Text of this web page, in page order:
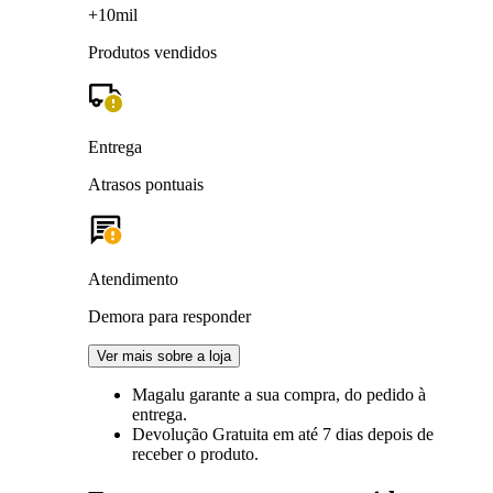
+10mil
Produtos vendidos
Entrega
Atrasos pontuais
Atendimento
Demora para responder
Ver mais sobre a loja
Magalu garante a sua compra, do pedido à
entrega.
Devolução Gratuita em até 7 dias depois de
receber o produto.